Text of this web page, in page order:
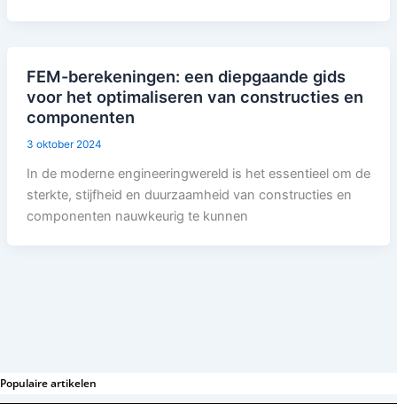
FEM-berekeningen: een diepgaande gids
voor het optimaliseren van constructies en
componenten
3 oktober 2024
In de moderne engineeringwereld is het essentieel om de
sterkte, stijfheid en duurzaamheid van constructies en
componenten nauwkeurig te kunnen
Populaire artikelen